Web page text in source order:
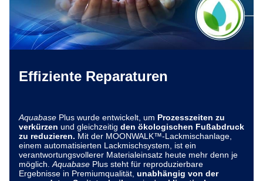
Effiziente Reparaturen
Aquabase Plus wurde entwickelt, um Prozesszeiten zu
verkürzen und gleichzeitig den ökologischen Fußabdruck
zu reduzieren. Mit der MOONWALK™-Lackmischanlage,
einem automatisierten Lackmischsystem, ist ein
verantwortungsvollerer Materialeinsatz heute mehr denn je
möglich. Aquabase Plus steht für reproduzierbare
Ergebnisse in Premiumqualität, unabhängig von der